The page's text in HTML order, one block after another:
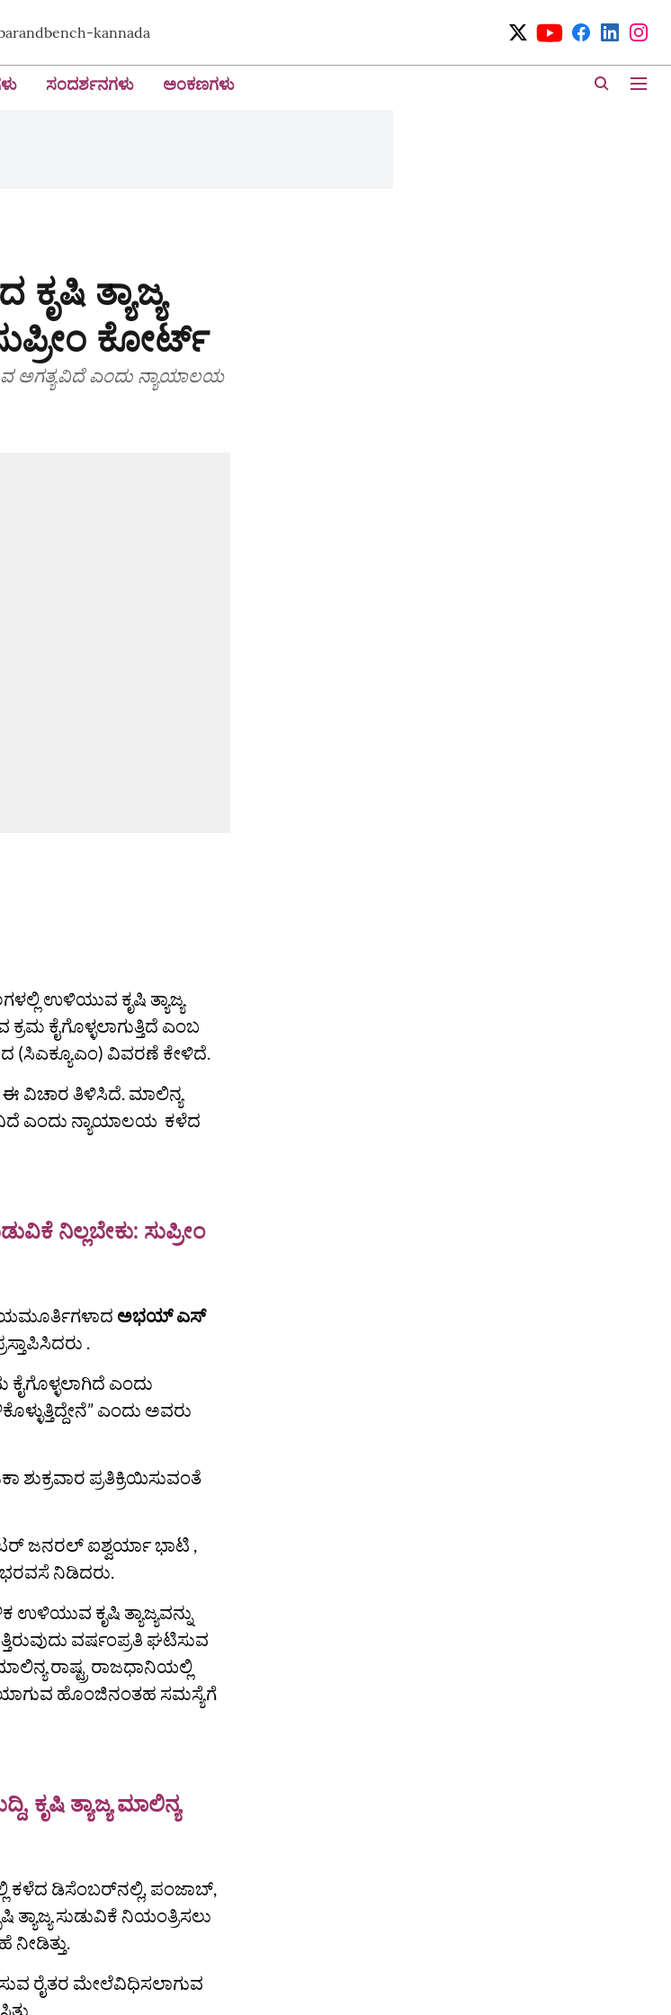
ಸಂದರ್ಶನಗಳು ಅಂಕಣಗಳು
ತ್ಯಾಜ್ಯ
ಕೋರ್ಟ್
ಅಗತ್ಯವಿದೆ ಎಂದು ನ್ಯಾಯಾಲಯ
ಉಳಿಯುವ ಕೃಷಿ ತ್ಯಾಜ್ಯ
ಕೈಗೊಳ್ಳಲಾಗುತ್ತಿದೆ ಎಂಬ
(ಸಿಎಕ್ಯೂಎಂ) ವಿವರಣೆ ಕೇಳಿದೆ.
ವಿಚಾರ ತಿಳಿಸಿದೆ. ಮಾಲಿನ್ಯ
ಎಂದು ನ್ಯಾಯಾಲಯ ಕಳೆದ
ನಿಲ್ಲಬೇಕು: ಸುಪ್ರೀಂ
ಅಭಯ್ ಎಸ್
.
ಕೈಗೊಳ್ಳಲಾಗಿದೆ ಎಂದು
ಎಂದು ಅವರು
ಶುಕ್ರವಾರ ಪ್ರತಿಕ್ರಿಯಿಸುವಂತೆ
ಜನರಲ್ ಐಶ್ವರ್ಯಾ ಭಾಟಿ ,
ಭರವಸೆ ನಿಡಿದರು.
ಕೃಷಿ ತ್ಯಾಜ್ಯವನ್ನು
ವರ್ಷಂಪ್ರತಿ ಘಟಿಸುವ
ರಾಷ್ಟ್ರ ರಾಜಧಾನಿಯಲ್ಲಿ
ಹೊಂಜಿನಂತಹ ಸಮಸ್ಯೆಗೆ
ಕೃಷಿ ತ್ಯಾಜ್ಯ ಮಾಲಿನ್ಯ
ಕಳೆದ ಡಿಸೆಂಬರ್‌ನಲ್ಲಿ, ಪಂಜಾಬ್,
ಸುಡುವಿಕೆ ನಿಯಂತ್ರಿಸಲು
ರೈತರ ಮೇಲೆವಿಧಿಸಲಾಗುವ